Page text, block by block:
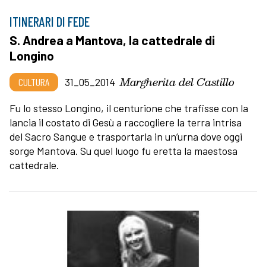
ITINERARI DI FEDE
S. Andrea a Mantova, la cattedrale di
Longino
CULTURA 31_05_2014 Margherita del Castillo
Fu lo stesso Longino, il centurione che trafisse con la
lancia il costato di Gesù a raccogliere la terra intrisa
del Sacro Sangue e trasportarla in un’urna dove oggi
sorge Mantova. Su quel luogo fu eretta la maestosa
cattedrale.